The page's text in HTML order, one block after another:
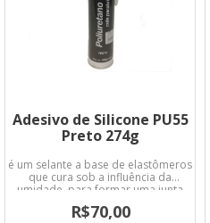
Adesivo de Silicone PU55
Preto 274g
é um selante a base de elastômeros
que cura sob a influência da
umidade, para formar uma junta
flexível e resistente, com boa
aderência sobre a maioria dos
R$70,00